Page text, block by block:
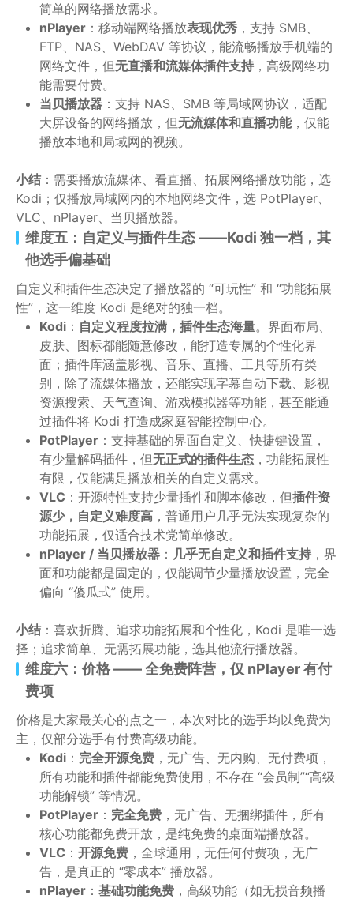
简单的网络播放需求。
nPlayer ：移动端网络播放表现优秀 ，支持 SMB、
FTP、NAS、WebDAV 等协议，能流畅播放手机端的
网络文件，但无直播和流媒体插件支持 ，高级网络功
能需要付费。
当贝播放器 ：支持 NAS、SMB 等局域网协议，适配
大屏设备的网络播放，但无流媒体和直播功能，仅能
播放本地和局域网的视频。
小结：需要播放流媒体、看直播、拓展网络播放功能，选
Kodi；仅播放局域网内的本地网络文件，选 PotPlayer、
VLC、nPlayer、当贝播放器。
维度五：自定义与插件生态 ——Kodi 独一档，其
他选手偏基础
自定义和插件生态决定了播放器的 “可玩性” 和 “功能拓展
性”，这一维度 Kodi 是绝对的独一档。
Kodi ： 自定义程度拉满，插件生态海量。界面布局、
皮肤、图标都能随意修改，能打造专属的个性化界
面；插件库涵盖影视、音乐、直播、工具等所有类
别，除了流媒体播放，还能实现字幕自动下载、影视
资源搜索、天气查询、游戏模拟器等功能，甚至能通
过插件将 Kodi 打造成家庭智能控制中心。
PotPlayer ：支持基础的界面自定义、快捷键设置，
有少量解码插件，但无正式的插件生态 ，功能拓展性
有限，仅能满足播放相关的自定义需求。
VLC ：开源特性支持少量插件和脚本修改，但插件资
源少，自定义难度高 ，普通用户几乎无法实现复杂的
功能拓展，仅适合技术党简单修改。
nPlayer / 当贝播放器 ： 几乎无自定义和插件支持 ，界
面和功能都是固定的，仅能调节少量播放设置，完全
偏向 “傻瓜式” 使用。
小结：喜欢折腾、追求功能拓展和个性化，Kodi 是唯一选
择；追求简单、无需拓展功能，选其他流行播放器。
维度六：价格 —— 全免费阵营，仅 nPlayer 有付
费项
价格是大家最关心的点之一，本次对比的选手均以免费为
主，仅部分选手有付费高级功能。
Kodi ： 完全开源免费 ，无广告、无内购、无付费项，
所有功能和插件都能免费使用，不存在 “会员制”“高级
功能解锁” 等情况。
PotPlayer ： 完全免费 ，无广告、无捆绑插件，所有
核心功能都免费开放，是纯免费的桌面端播放器。
VLC ： 开源免费 ，全球通用，无任何付费项，无广
告，是真正的 “零成本” 播放器。
nPlayer ： 基础功能免费 ，高级功能（如无损音频播